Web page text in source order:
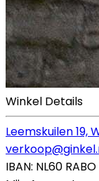
Winkel Details
Leemskuilen 19,
IBAN: NL60 RABO